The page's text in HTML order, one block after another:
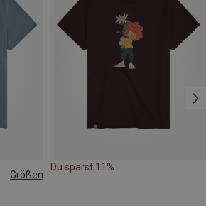
Größen
XXL
Du sparst 11%